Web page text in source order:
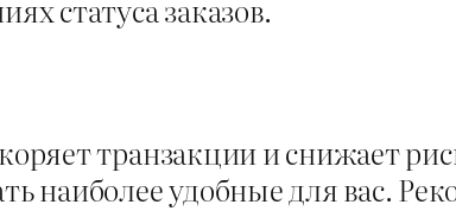
статуса заказов.
транзакции и снижает
удобные для вас.